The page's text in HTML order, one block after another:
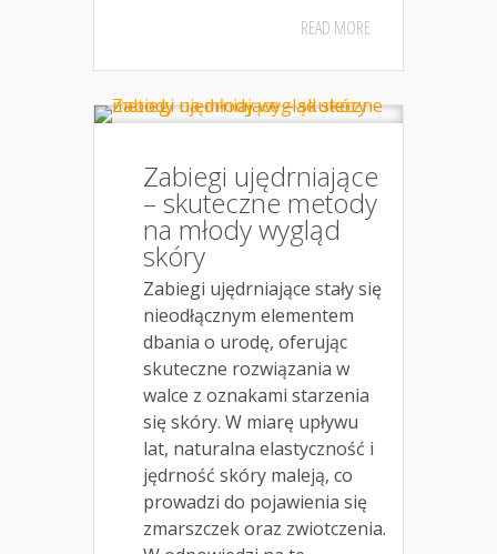
READ MORE
Zabiegi ujędrniające
– skuteczne metody
na młody wygląd
skóry
Zabiegi ujędrniające stały się
nieodłącznym elementem
dbania o urodę, oferując
skuteczne rozwiązania w
walce z oznakami starzenia
się skóry. W miarę upływu
lat, naturalna elastyczność i
jędrność skóry maleją, co
prowadzi do pojawienia się
zmarszczek oraz zwiotczenia.